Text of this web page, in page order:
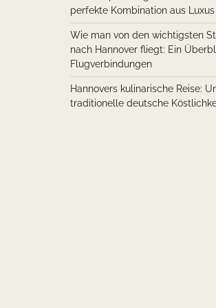
perfekte Kombination aus
Wie man von den wichtigsten
nach Hannover fliegt: Ein
Flugverbindungen
Hannovers kulinarische Reise:
traditionelle deutsche